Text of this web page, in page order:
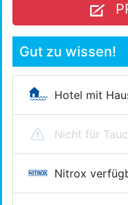
Gut zu wissen!
Hotel mit
Nicht für
Nitrox